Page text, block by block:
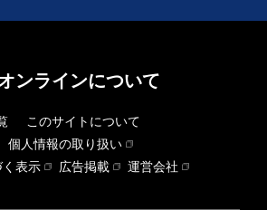
ンラインについて
このサイトについて
個人情報の取り扱い
表示
広告掲載
運営会社